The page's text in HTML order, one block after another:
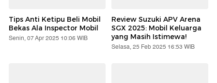
Tips Anti Ketipu Beli Mobil
Bekas Ala Inspector Mobil
Senin, 07 Apr 2025 10:06 WIB
Review Suzuki APV Arena
SGX 2025: Mobil Keluarga
yang Masih Istimewa!
Selasa, 25 Feb 2025 16:53 WIB